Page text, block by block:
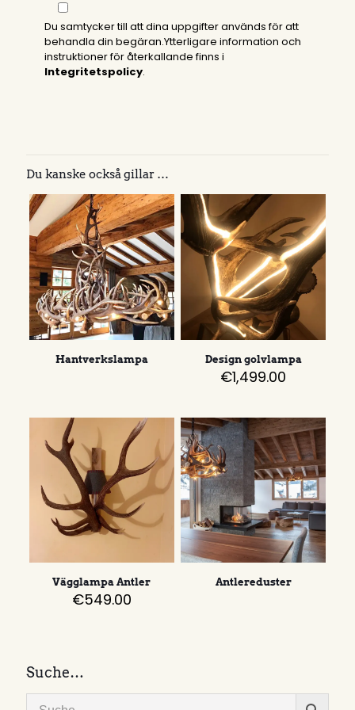
Du samtycker till att dina uppgifter används för att
behandla din begäran.Ytterligare information och
instruktioner för återkallande finns i
Integritetspolicy.
Du kanske också gillar …
Hantverkslampa Design golvlampa
€1,499.00
Vägglampa Antler
€549.00
Antlereduster
Suche…